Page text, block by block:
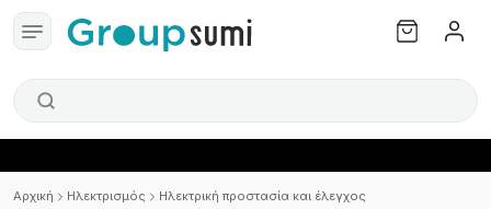
Αρχική Ηλεκτρισμός Ηλεκτρική προστασία και έλεγχος